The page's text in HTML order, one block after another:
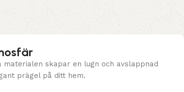
materialen skapar en lugn och avslappnad
prägel på ditt hem.